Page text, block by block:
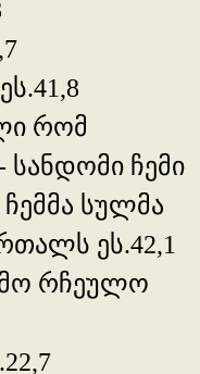
რომ
სანდომი ჩემი
ჩემმა სულმა
ეს.42,1
რჩეულო